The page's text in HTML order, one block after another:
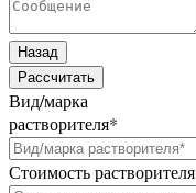
Назад
Рассчитать
Вид/марка
растворителя*
Стоимость растворителя